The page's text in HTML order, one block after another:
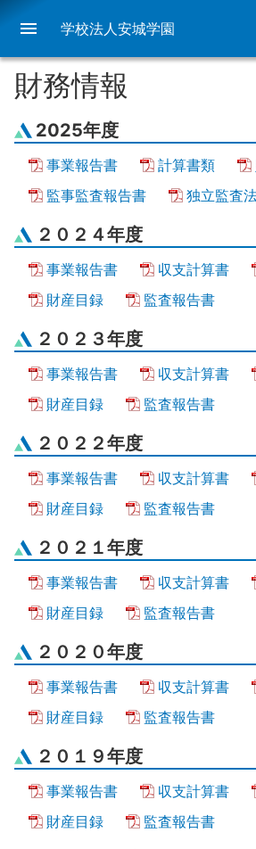
menu 学校法人安城学園
財務情報
2025年度
事業報告書 計算書類
監事監査報告書
独立監査
２０２４年度
事業報告書 収支計算書
財産目録
監査報告書
２０２３年度
事業報告書 収支計算書
財産目録
監査報告書
２０２２年度
事業報告書 収支計算書
財産目録
監査報告書
２０２１年度
事業報告書 収支計算書
財産目録
監査報告書
２０２０年度
事業報告書 収支計算書
財産目録
監査報告書
２０１９年度
事業報告書 収支計算書
財産目録
監査報告書